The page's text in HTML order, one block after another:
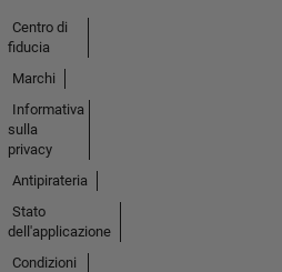
Centro di
fiducia
Marchi
Informativa
sulla
privacy
Antipirateria
Stato
dell'applicazione
Condizioni